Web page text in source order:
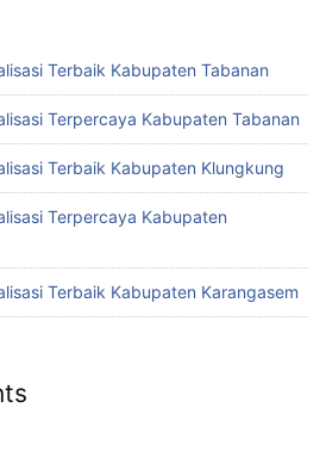
Terbaik Kabupaten Tabanan
Terpercaya Kabupaten Tabanan
Terbaik Kabupaten Klungkung
Terpercaya Kabupaten
Terbaik Kabupaten Karangasem